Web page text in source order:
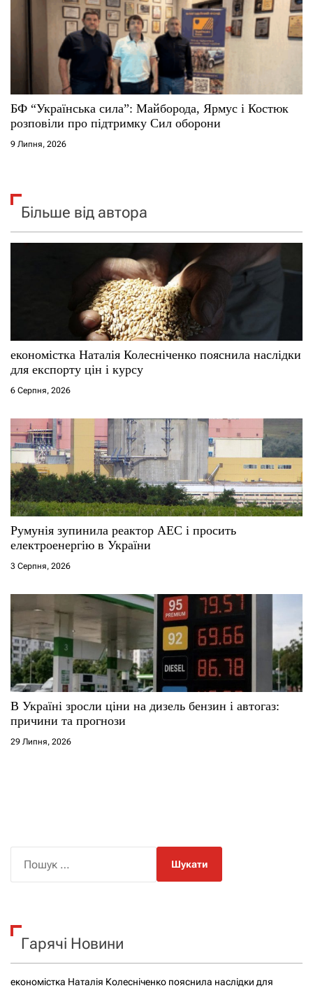
БФ “Українська сила”: Майборода, Ярмус і Костюк
розповіли про підтримку Сил оборони
9 Липня, 2026
Більше від автора
економістка Наталія Колесніченко пояснила наслідки
для експорту цін і курсу
6 Серпня, 2026
Румунія зупинила реактор АЕС і просить
електроенергію в України
3 Серпня, 2026
В Україні зросли ціни на дизель бензин і автогаз:
причини та прогнози
29 Липня, 2026
к
Гарячі Новини
економістка Наталія Колесніченко пояснила наслідки для